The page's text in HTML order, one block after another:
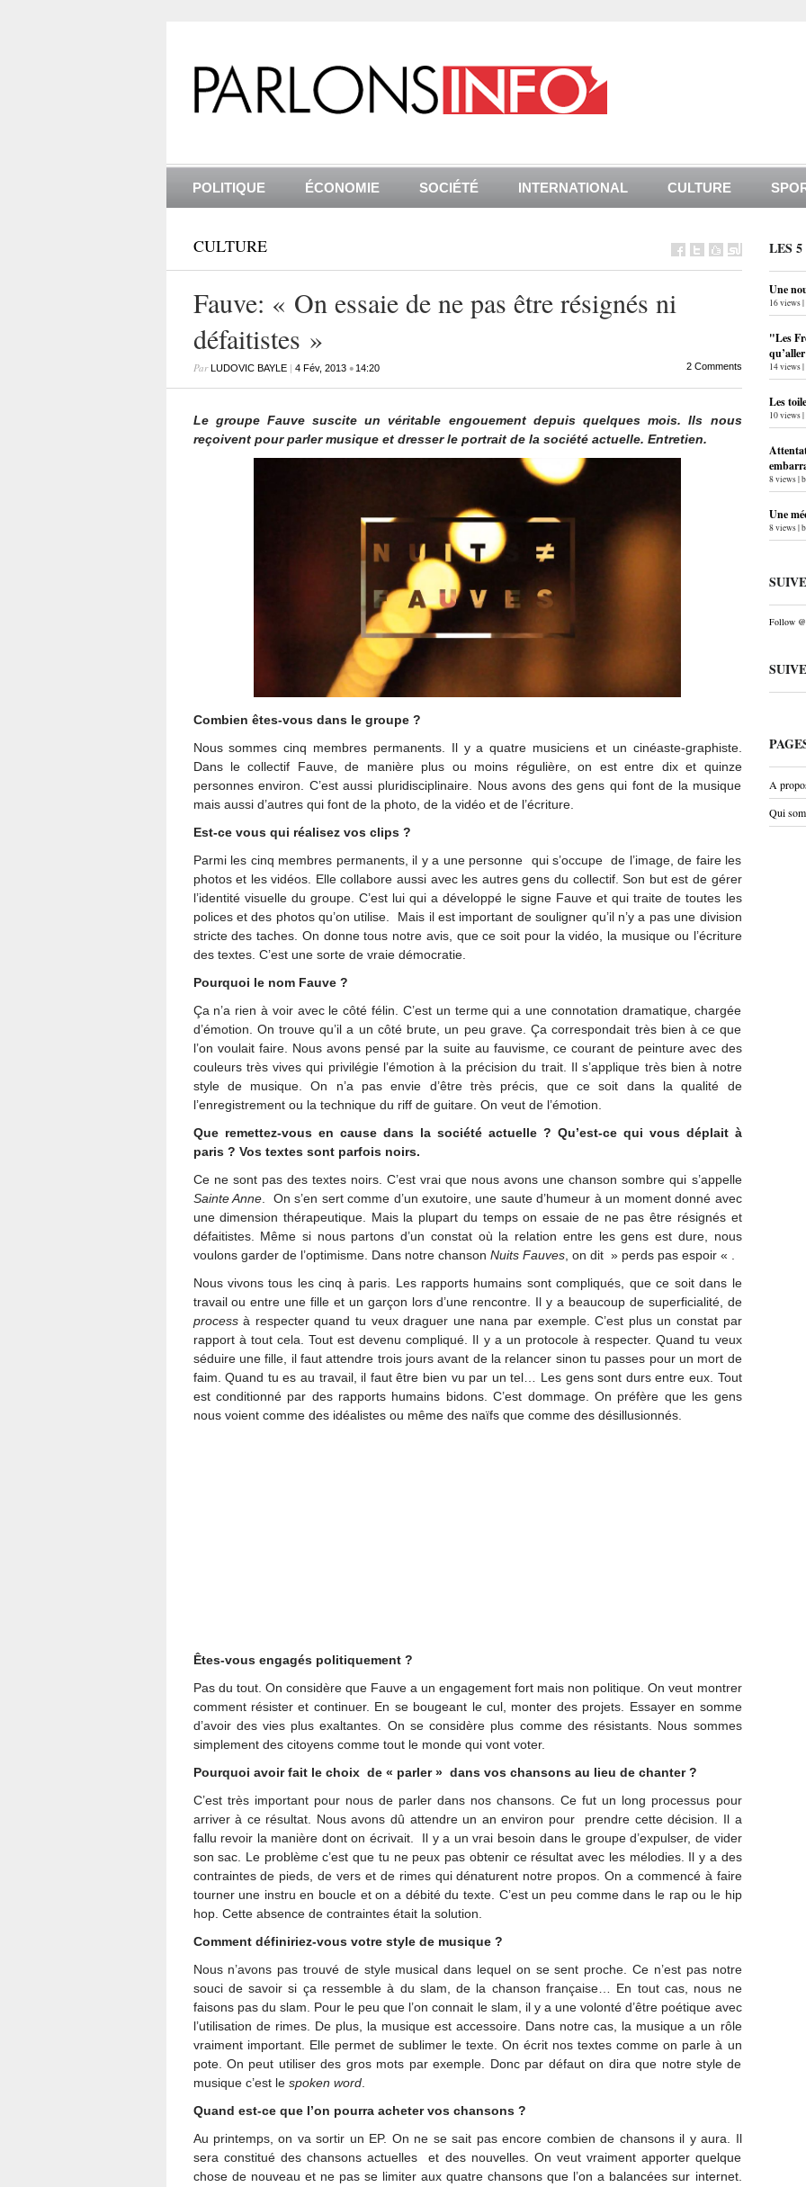
POLITIQUE ÉCONOMIE SOCIÉTÉ INTERNATIONAL CULTURE
CULTURE
Fauve: « On essaie de ne pas être résignés ni
défaitistes »
ParLUDOVIC BAYLE| 4 Fév, 2013• 14:20 2 Comments
Le groupe Fauve suscite un véritable engouement depuis quelques mois. Ils nous
reçoivent pour parler musique et dresser le portrait de la société actuelle. Entretien.
Combien êtes-vous dans le groupe ?
Nous sommes cinq membres permanents. Il y a quatre musiciens et un cinéaste-graphiste.
Dans le collectif Fauve, de manière plus ou moins régulière, on est entre dix et quinze
personnes environ. C’est aussi pluridisciplinaire. Nous avons des gens qui font de la musique
mais aussi d’autres qui font de la photo, de la vidéo et de l’écriture.
Est-ce vous qui réalisez vos clips ?
Parmi les cinq membres permanents, il y a une personne qui s’occupe de l’image, de faire les
photos et les vidéos. Elle collabore aussi avec les autres gens du collectif. Son but est de gérer
l’identité visuelle du groupe. C’est lui qui a développé le signe Fauve et qui traite de toutes les
polices et des photos qu’on utilise. Mais il est important de souligner qu’il n’y a pas une division
stricte des taches. On donne tous notre avis, que ce soit pour la vidéo, la musique ou l’écriture
des textes. C’est une sorte de vraie démocratie.
Pourquoi le nom Fauve ?
Ça n’a rien à voir avec le côté félin. C’est un terme qui a une connotation dramatique, chargée
d’émotion. On trouve qu’il a un côté brute, un peu grave. Ça correspondait très bien à ce que
l’on voulait faire. Nous avons pensé par la suite au fauvisme, ce courant de peinture avec des
couleurs très vives qui privilégie l’émotion à la précision du trait. Il s’applique très bien à notre
style de musique. On n’a pas envie d’être très précis, que ce soit dans la qualité de
l’enregistrement ou la technique du riff de guitare. On veut de l’émotion.
Que remettez-vous en cause dans la société actuelle ? Qu’est-ce qui vous déplait à
paris ? Vos textes sont parfois noirs.
Ce ne sont pas des textes noirs. C’est vrai que nous avons une chanson sombre qui s’appelle
Sainte Anne. On s’en sert comme d’un exutoire, une saute d’humeur à un moment donné avec
une dimension thérapeutique. Mais la plupart du temps on essaie de ne pas être résignés et
défaitistes. Même si nous partons d’un constat où la relation entre les gens est dure, nous
voulons garder de l’optimisme. Dans notre chanson Nuits Fauves, on dit » perds pas espoir « .
Nous vivons tous les cinq à paris. Les rapports humains sont compliqués, que ce soit dans le
travail ou entre une fille et un garçon lors d’une rencontre. Il y a beaucoup de superficialité, de
processà respecter quand tu veux draguer une nana par exemple. C’est plus un constat par
rapport à tout cela. Tout est devenu compliqué. Il y a un protocole à respecter. Quand tu veux
séduire une fille, il faut attendre trois jours avant de la relancer sinon tu passes pour un mort de
faim. Quand tu es au travail, il faut être bien vu par un tel… Les gens sont durs entre eux. Tout
est conditionné par des rapports humains bidons. C’est dommage. On préfère que les gens
nous voient comme des idéalistes ou même des naïfs que comme des désillusionnés.
Êtes-vous engagés politiquement ?
Pas du tout. On considère que Fauve a un engagement fort mais non politique. On veut montrer
comment résister et continuer. En se bougeant le cul, monter des projets. Essayer en somme
d’avoir des vies plus exaltantes. On se considère plus comme des résistants. Nous sommes
simplement des citoyens comme tout le monde qui vont voter.
Pourquoi avoir fait le choix de « parler » dans vos chansons au lieu de chanter ?
C’est très important pour nous de parler dans nos chansons. Ce fut un long processus pour
arriver à ce résultat. Nous avons dû attendre un an environ pour prendre cette décision. Il a
fallu revoir la manière dont on écrivait. Il y a un vrai besoin dans le groupe d’expulser, de vider
son sac. Le problème c’est que tu ne peux pas obtenir ce résultat avec les mélodies. Il y a des
contraintes de pieds, de vers et de rimes qui dénaturent notre propos. On a commencé à faire
tourner une instru en boucle et on a débité du texte. C’est un peu comme dans le rap ou le hip
hop. Cette absence de contraintes était la solution.
Comment définiriez-vous votre style de musique ?
Nous n’avons pas trouvé de style musical dans lequel on se sent proche. Ce n’est pas notre
souci de savoir si ça ressemble à du slam, de la chanson française… En tout cas, nous ne
faisons pas du slam. Pour le peu que l’on connait le slam, il y a une volonté d’être poétique avec
l’utilisation de rimes. De plus, la musique est accessoire. Dans notre cas, la musique a un rôle
vraiment important. Elle permet de sublimer le texte. On écrit nos textes comme on parle à un
pote. On peut utiliser des gros mots par exemple. Donc par défaut on dira que notre style de
musique c’est le spoken word.
Quand est-ce que l’on pourra acheter vos chansons ?
Au printemps, on va sortir un EP. On ne se sait pas encore combien de chansons il y aura. Il
sera constitué des chansons actuelles et des nouvelles. On veut vraiment apporter quelque
chose de nouveau et ne pas se limiter aux quatre chansons que l’on a balancées sur internet.
LES
Une
16 views|
"Les
14 views|
Les
10 views|
8 views|
Une
8 views|
Follow
A
Qui